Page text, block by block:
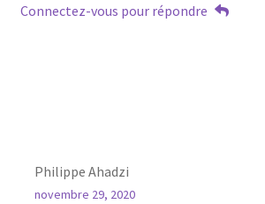
Connectez-vous pour répondre
Philippe Ahadzi
novembre 29, 2020